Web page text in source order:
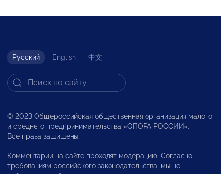
Русский English 中文
© 2023 Общероссийская общественная организация малого
и среднего предпринимательства «ОПОРА РОССИИ».
Все права защищены.
Комментарии на сайте проходят модерацию. Согласно
требованиям российского законодательства, мы не